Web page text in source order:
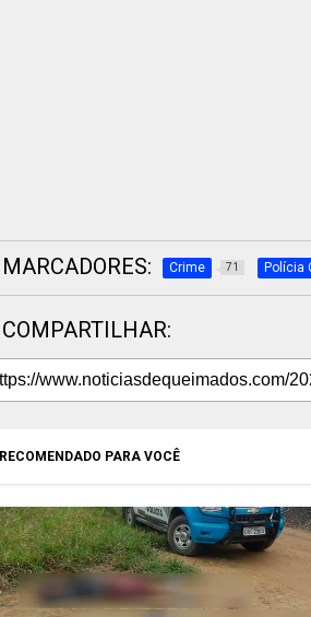
MARCADORES: Crime 71 Polícia
COMPARTILHAR:
RECOMENDADO PARA VOCÊ